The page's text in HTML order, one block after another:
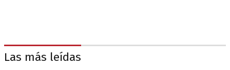
Las más leídas